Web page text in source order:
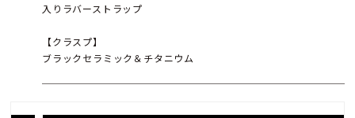
入りラバーストラップ
【クラスプ】
ブラックセラミック＆チタニウム